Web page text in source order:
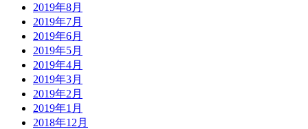
2019年8月
2019年7月
2019年6月
2019年5月
2019年4月
2019年3月
2019年2月
2019年1月
2018年12月